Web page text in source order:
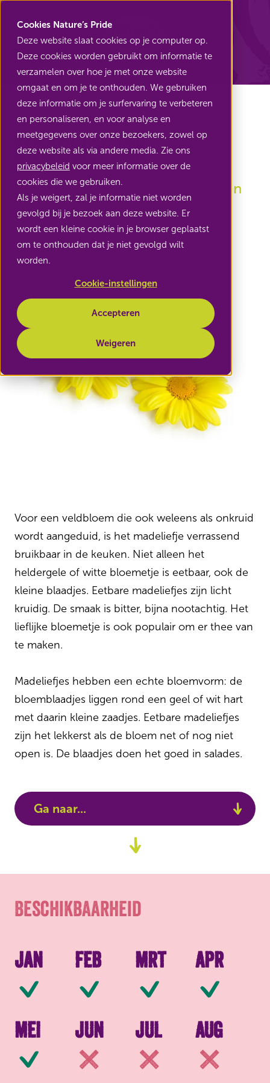
Cookies Nature’s Pride
Deze website slaat cookies op je computer op.
Deze cookies worden gebruikt om informatie te
verzamelen over hoe je met onze website
omgaat en om je te onthouden. We gebruiken
deze informatie om je surfervaring te verbeteren
en personaliseren, en voor analyse en
meetgegevens over onze bezoekers, zowel op
deze website als via andere media. Zie ons
privacybeleid voor meer informatie over de
cookies die we gebruiken.
Als je weigert, zal je informatie niet worden
gevolgd bij je bezoek aan deze website. Er
wordt een kleine cookie in je browser geplaatst
om te onthouden dat je niet gevolgd wilt
worden.
Cookie-instellingen
Accepteren
Weigeren
Terug naar Eetbare bloemen
Madeliefjes
Verrassend bruikbaar in de keuken
Voor een veldbloem die ook weleens als onkruid
wordt aangeduid, is het madeliefje verrassend
bruikbaar in de keuken. Niet alleen het
heldergele of witte bloemetje is eetbaar, ook de
kleine blaadjes. Eetbare madeliefjes zijn licht
kruidig. De smaak is bitter, bijna nootachtig. Het
lieflijke bloemetje is ook populair om er thee van
te maken.
Madeliefjes hebben een echte bloemvorm: de
bloemblaadjes liggen rond een geel of wit hart
met daarin kleine zaadjes. Eetbare madeliefjes
zijn het lekkerst als de bloem net of nog niet
open is. De blaadjes doen het goed in salades.
Ga naar...
Verpakkingen
Beschikbaarheid
Jan
Beschikbaar
Feb
Beschikbaar
Mrt
Beschikbaar
Apr
Mei
Beschikbaar
Jun
Niet beschikbaar
Jul
Niet
Aug